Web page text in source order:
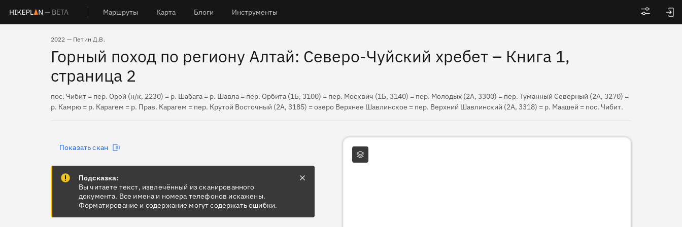
— BETA Маршруты Карта Блоги Инструменты
2022 — Петин Д.В.
Горный поход по региону Алтай: Северо-Чуйский хребет – Книга 1,
страница 2
пос. Чибит = пер. Орой (н/к, 2230) = р. Шабага = р. Шавла = пер. Орбита (1Б, 3100) = пер. Москвич (1Б, 3140) = пер. Молодых (2А, 3300) = пер. Туманный Северный (2А, 3270) =
р. Камрю = р. Карагем = р. Прав. Карагем = пер. Крутой Восточный (2А, 3185) = озеро Верхнее Шавлинское = пер. Верхний Шавлинский (2А, 3318) = р. Маашей = пос. Чибит.
Показать скан
Подсказка:
Вы читаете текст, извлечённый из сканированного
документа. Все имена и номера телефонов искажены.
Форматирование и содержание могут содержать ошибки.